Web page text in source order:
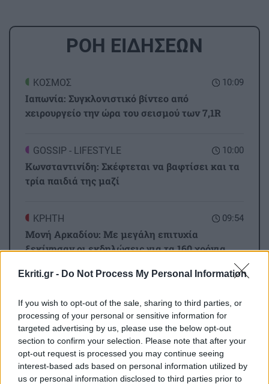
Ekriti.gr - Do Not Process My Personal Information
If you wish to opt-out of the sale, sharing to third parties, or
processing of your personal or sensitive information for
targeted advertising by us, please use the below opt-out
section to confirm your selection. Please note that after your
opt-out request is processed you may continue seeing
interest-based ads based on personal information utilized by
us or personal information disclosed to third parties prior to
ΡΟΗ ΕΙΔΗΣΕΩΝ
10:09
ΚΟΣΜΟΣ
Ιαπωνία: Συγκλονιστικό βίντεο από
χειρουργείο την ώρα του σεισμού των 7,1R
10:00
GOSSIP - LIFESTYLE
Κωνσταντινίδη: Σκέφτεται να βαφτίσει και τα
τρία παιδιά της μαζί
09:54
ΚΡΗΤΗ
Μονή Αρκαδίου: Με μεγάλη επιτυχία
ξεκίνησαν οι εκδηλώσεις για τα 160 χρόνια
09:43
ΚΡΗΤΗ
Τροχαίο στο ΙΤΕ: Μάχη δίχως τέλος για την
20χρονη φοιτήτρια ...
09:32
ΑΦΙΕΡΩΜΑΤΑ